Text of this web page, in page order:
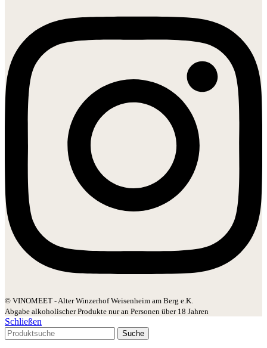
© VINOMEET - Alter Winzerhof Weisenheim am Berg e.K.
Abgabe alkoholischer Produkte nur an Personen über 18 Jahren
Schließen
Suche